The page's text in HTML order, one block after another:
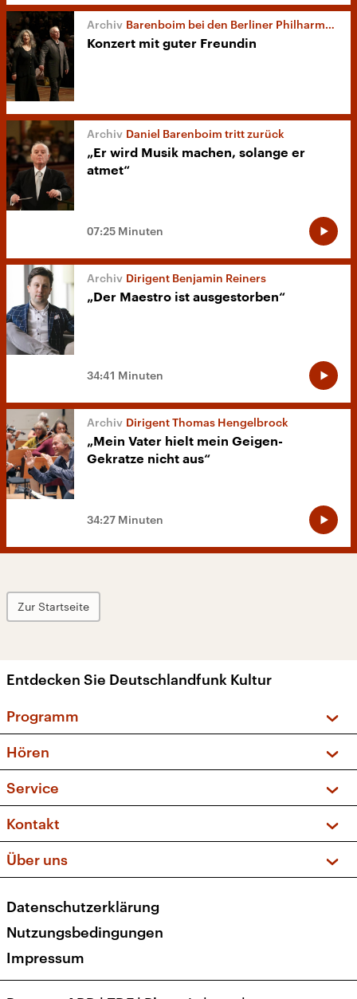
Barenboim bei den Berliner Philharmonikern
Konzert mit guter Freundin
Daniel Barenboim tritt zurück
„Er wird Musik machen, solange er
atmet“
07:25 Minuten
Dirigent Benjamin Reiners
„Der Maestro ist ausgestorben“
34:41 Minuten
Dirigent Thomas Hengelbrock
„Mein Vater hielt mein Geigen-
Gekratze nicht aus“
34:27 Minuten
Zur Startseite
Entdecken Sie Deutschlandfunk Kultur
Programm
Sendungen und Podcasts
Musikliste
Kakadu – Das Kinderprogramm
Hören
Frequenzen (UKW + DAB+)
Service
FAQ
Apps
Newsletter
Kontakt
Social Media
Über uns
Presse
Karriere
Transparenz
Datenschutzerklärung
Nutzungsbedingungen
Impressum